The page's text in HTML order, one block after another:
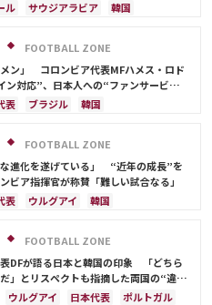
ル サウジアラビア
韓国
FOOTBALL ZONE
メン」 コロンビア代表MFハメス・ロド
ン対応”、日本人への“ファンサービ
ましい」
表 ブラジル 韓国
FOOTBALL ZONE
進化を遂げている」 “近年の成長”を
ビア指揮官が称賛「難しい試合なる」
表 ウルグアイ 韓国
FOOTBALL ZONE
DFが語る日本と韓国の印象 「どちら
」とリスペクトも指摘した両国の“違
ウルグアイ 日本代表
ポルトガル